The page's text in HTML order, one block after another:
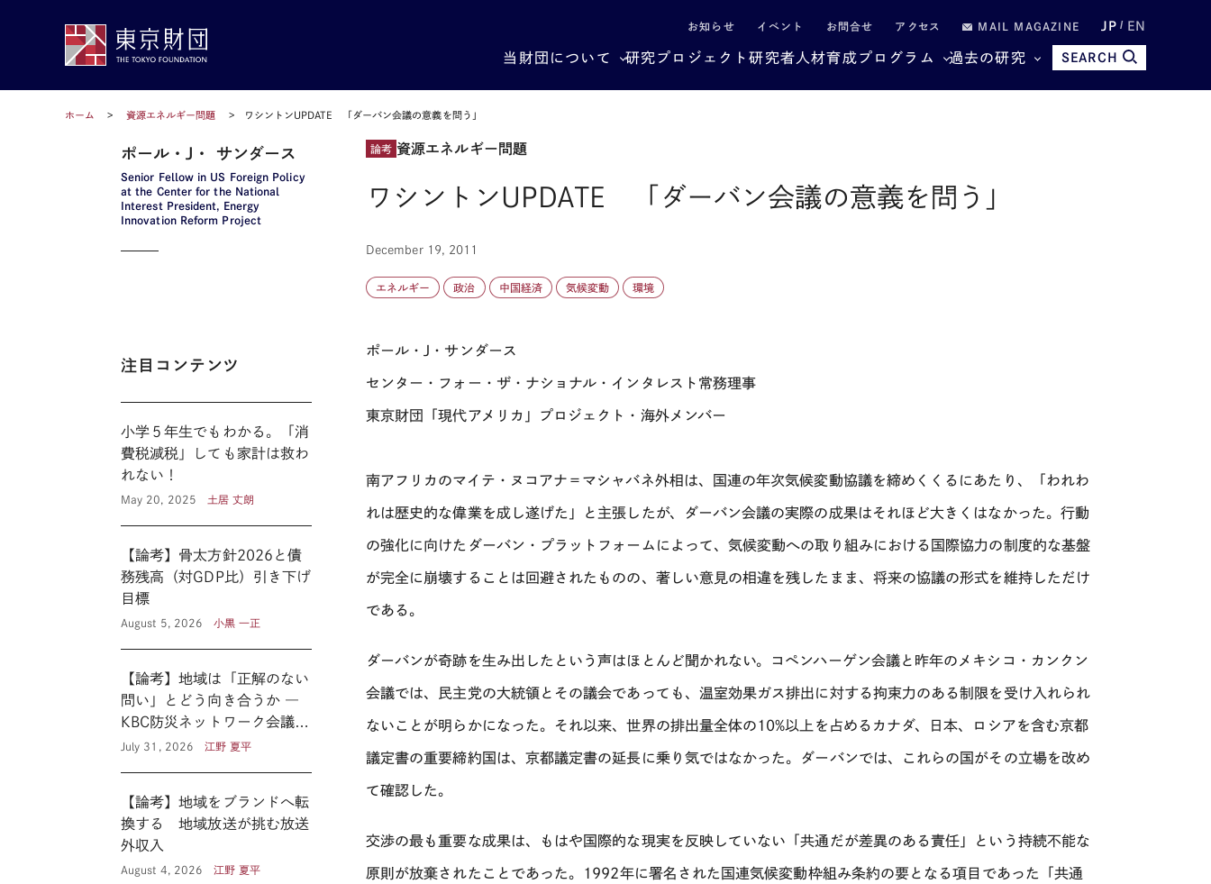
お知らせ イベント お問合せ アクセス MAIL MAGAZINE JP EN
当財団について 研究プロジェクト研究者 人材育成プログラム 過去の研究 SEARCH
ホーム 資源エネルギー問題 ワシントンUPDATE 「ダーバン会議の意義を問う」
論考 資源エネルギー問題
ワシントンUPDATE 「ダーバン会議の意義を問う」
December 19, 2011
エネルギー 政治 中国経済 気候変動 環境
ポール・J・サンダース
センター・フォー・ザ・ナショナル・インタレスト常務理事
東京財団「現代アメリカ」プロジェクト・海外メンバー
南アフリカのマイテ・ヌコアナ＝マシャバネ外相は、国連の年次気候変動協議を締めくくるにあたり、「われわ
れは歴史的な偉業を成し遂げた」と主張したが、ダーバン会議の実際の成果はそれほど大きくはなかった。行動
の強化に向けたダーバン・プラットフォームによって、気候変動への取り組みにおける国際協力の制度的な基盤
が完全に崩壊することは回避されたものの、著しい意見の相違を残したまま、将来の協議の形式を維持しただけ
である。
ダーバンが奇跡を生み出したという声はほとんど聞かれない。コペンハーゲン会議と昨年のメキシコ・カンクン
会議では、民主党の大統領とその議会であっても、温室効果ガス排出に対する拘束力のある制限を受け入れられ
ないことが明らかになった。それ以来、世界の排出量全体の10%以上を占めるカナダ、日本、ロシアを含む京都
議定書の重要締約国は、京都議定書の延長に乗り気ではなかった。ダーバンでは、これらの国がその立場を改め
て確認した。
交渉の最も重要な成果は、もはや国際的な現実を反映していない「共通だが差異のある責任」という持続不能な
原則が放棄されたことであった。1992年に署名された国連気候変動枠組み条約の要となる項目であった「共通
Senior Fellow in US Foreign Policy
at the Center for the National
Interest President, Energy
Innovation Reform Project
ポール・J・ サンダース
注目コンテンツ
小学５年生でもわかる。「消
費税減税」しても家計は救わ
れない！
May 20, 2025 土居 丈朗
【論考】骨太方針2026と債
務残高（対GDP比）引き下げ
目標
August 5, 2026 小黒 一正
【論考】地域は「正解のない
問い」とどう向き合うか ―
KBC防災ネットワーク会議に
見る新たな公共性 ―
July 31, 2026 江野 夏平
【論考】地域をブランドへ転
換する 地域放送が挑む放送
外収入
August 4, 2026 江野 夏平